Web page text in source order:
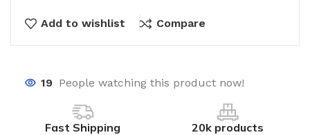
Add to wishlist Compare
19 People watching this product now!
Fast Shipping 20k products